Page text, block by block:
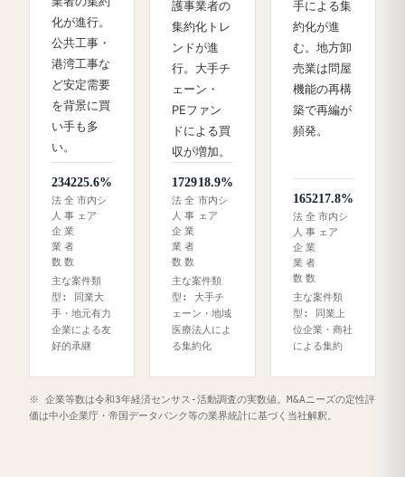
化が進行。
公共工事・
港湾工事な
ど安定需要
を背景に買
い手も多
い。
23
法
人
企
業
数
42
全
事
業
者
数
25.6%
市内シ
ェア
主な案件類
型: 同業大
手・地元有力
企業による友
好的承継
護事業者の
集約化トレ
ンドが進
行。大手チ
ェーン・
PEファン
ドによる買
収が増加。
17
法
人
企
業
数
29
全
事
業
者
数
18.9%
市内シ
ェア
主な案件類
型: 大手チ
ェーン・地域
医療法人によ
る集約化
手による集
約化が進
む。地方卸
売業は問屋
機能の再構
築で再編が
頻発。
16
法
人
企
業
数
52
全
事
業
者
数
17.8%
市内シ
ェア
主な案件類
型: 同業上
位企業・商社
による集約
※ 企業等数は令和3年経済センサス‐活動調査の実数値。M&Aニーズの定性評
価は中小企業庁・帝国データバンク等の業界統計に基づく当社解釈。